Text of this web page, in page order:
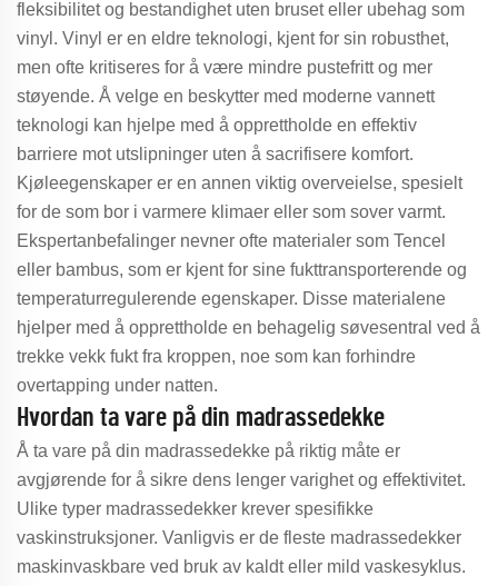
fleksibilitet og bestandighet uten bruset eller ubehag som
vinyl. Vinyl er en eldre teknologi, kjent for sin robusthet,
men ofte kritiseres for å være mindre pustefritt og mer
støyende. Å velge en beskytter med moderne vannett
teknologi kan hjelpe med å opprettholde en effektiv
barriere mot utslipninger uten å sacrifisere komfort.
Kjøleegenskaper er en annen viktig overveielse, spesielt
for de som bor i varmere klimaer eller som sover varmt.
Ekspertanbefalinger nevner ofte materialer som Tencel
eller bambus, som er kjent for sine fukttransporterende og
temperaturregulerende egenskaper. Disse materialene
hjelper med å opprettholde en behagelig søvesentral ved å
trekke vekk fukt fra kroppen, noe som kan forhindre
overtapping under natten.
Hvordan ta vare på din madrassedekke
Å ta vare på din madrassedekke på riktig måte er
avgjørende for å sikre dens lenger varighet og effektivitet.
Ulike typer madrassedekker krever spesifikke
vaskinstruksjoner. Vanligvis er de fleste madrassedekker
maskinvaskbare ved bruk av kaldt eller mild vaskesyklus.